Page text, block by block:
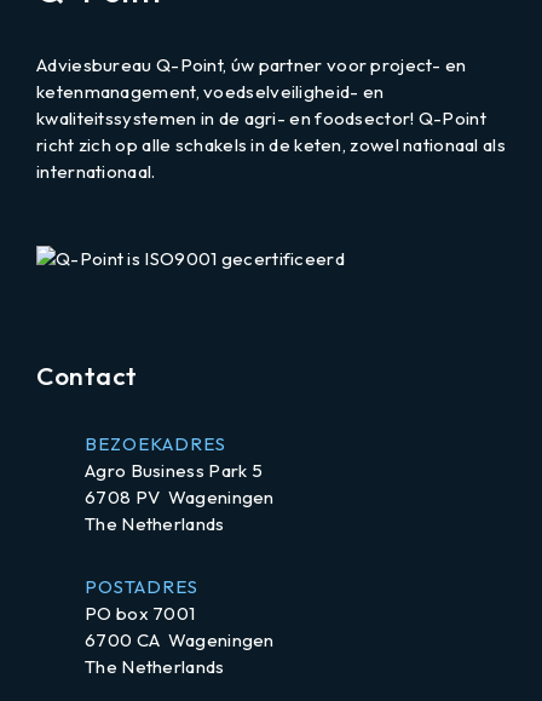
naar
Adviesbureau Q-Point, úw partner voor project- en
ketenmanagement, voedselveiligheid- en
kwaliteitssystemen in de agri- en foodsector! Q-Point
richt zich op alle schakels in de keten, zowel nationaal als
internationaal.
Contact
BEZOEKADRES
Agro Business Park 5
6708 PV Wageningen
The Netherlands
POSTADRES
PO box 7001
6700 CA Wageningen
The Netherlands